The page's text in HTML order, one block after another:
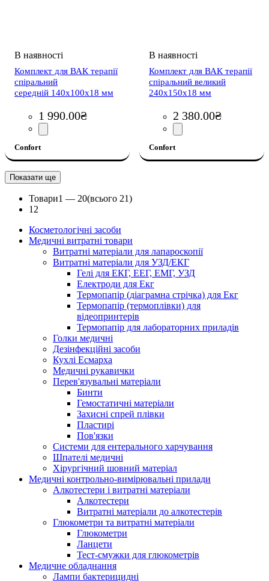
Комплект для ВАК тepaпiї
спiральний
середній 140х100х18 мм
1 990.00₴
Confort
Комплект для ВАК тepaпiї
спiральний великий
240х150х18 мм
2 380.00₴
Confort
Показати ще
Товари1 — 20(всього 21)
1 2
Косметологічні засоби
Медичні витратні товари
Витратні матеріали для лапароскопії
Витратні матеріали для УЗД/ЕКГ
Гелі для ЕКГ, ЕЕГ, ЕМГ, УЗД
Електроди для Екг
Термопапір (діаграмна стрічка) для Екг
Термопапір (термоплівки) для
відеопринтерів
Термопапір для лабораторних приладів
Голки медичні
Дезінфекційні засоби
Кухлі Есмарха
Медичні рукавички
Перев'язувальні матеріали
Бинти
Гемостатичні матеріали
Захисні спрей плівки
Пластирі
Пов'язки
Системи для ентерального харчування
Шпателі медичні
Хірургічний шовний матеріал
Медичні контрольно-вимірювальні прилади
Алкотестери і витратні матеріали
Алкотестери
Витратні матеріали до алкотестерів
Глюкометри та витратні матеріали
Глюкометри
Ланцети
Тест-смужки для глюкометрів
Медичне обладнання
Лампи бактерицидні